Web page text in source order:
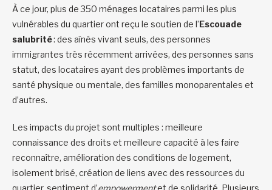
À ce jour, plus de 350 ménages locataires parmi les plus
vulnérables du quartier ont reçu le soutien de l’Escouade
salubrité: des aînés vivant seuls, des personnes
immigrantes très récemment arrivées, des personnes sans
statut, des locataires ayant des problèmes importants de
santé physique ou mentale, des familles monoparentales et
d’autres.
Les impacts du projet sont multiples : meilleure
connaissance des droits et meilleure capacité à les faire
reconnaître, amélioration des conditions de logement,
isolement brisé, création de liens avec des ressources du
quartier, sentiment d’empowermentet de solidarité. Plusieurs